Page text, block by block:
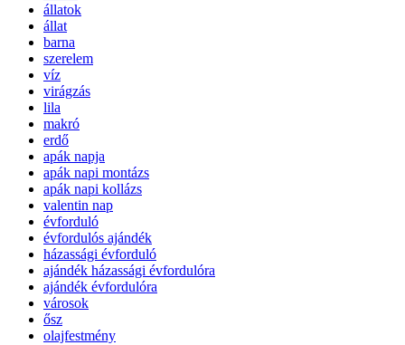
állatok
állat
barna
szerelem
víz
virágzás
lila
makró
erdő
apák napja
apák napi montázs
apák napi kollázs
valentin nap
évforduló
évfordulós ajándék
házassági évforduló
ajándék házassági évfordulóra
ajándék évfordulóra
városok
ősz
olajfestmény